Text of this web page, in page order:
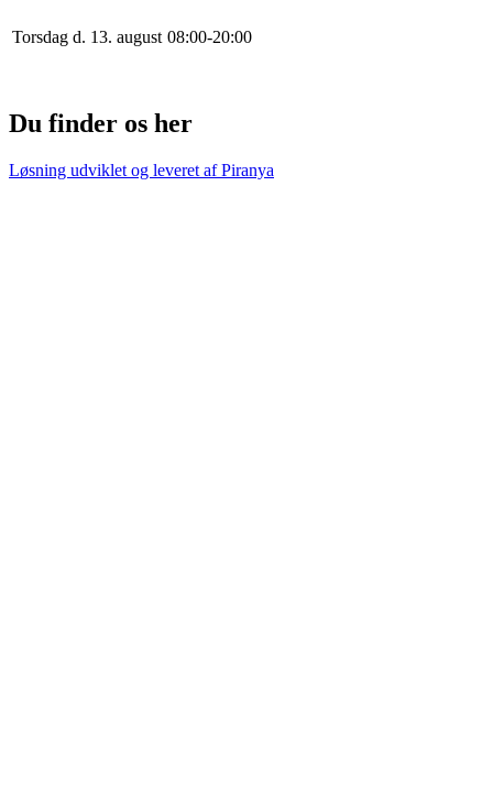
Torsdag d. 13. august 08:00-20:00
Du finder os her
Løsning udviklet og leveret afPiranya